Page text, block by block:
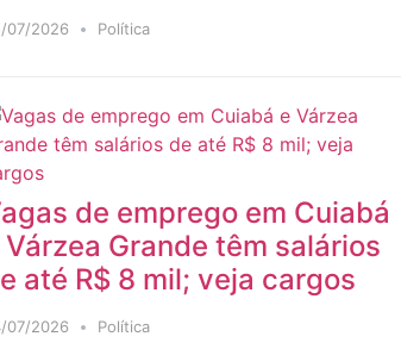
07/2026 Política
de emprego em Cuiabá
Várzea Grande têm salários
até R$ 8 mil; veja cargos
07/2026 Política